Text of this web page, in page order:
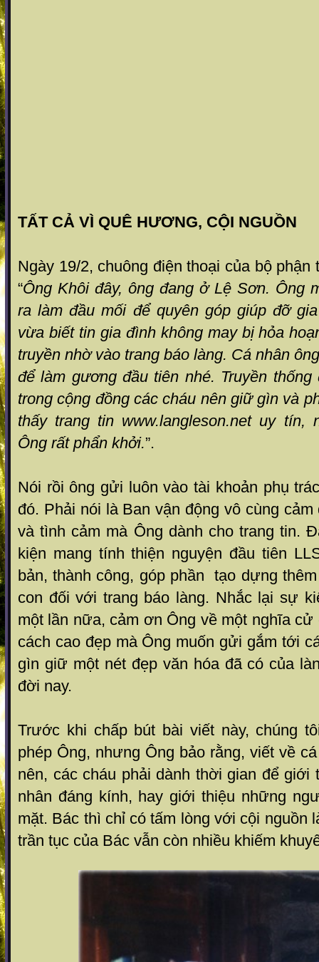
TẤT CẢ VÌ QUÊ HƯƠNG, CỘI NGUỒN
Ngày 19/2, chuông điện thoại của bộ phận
“Ông Khôi đây, ông đang ở Lệ Sơn. Ông
ra làm đầu mối để quyên góp giúp đỡ
vừa biết tin gia đình không may bị hỏa
truyền nhờ vào trang báo làng. Cá nhân
để làm gương đầu tiên nhé. Truyền
trong cộng đồng các cháu nên giữ gìn và
thấy trang tin www.langleson.net uy tín,
Ông rất phẩn khởi.”.
Nói rồi ông gửi luôn vào tài khoản phụ
đó. Phải nói là Ban vận động vô cùng
và tình cảm mà Ông dành cho trang tin.
kiện mang tính thiện nguyện đầu tiên
bản, thành công, góp phần tạo dựng
con đối với trang báo làng. Nhắc lại sự
một lần nữa, cảm ơn Ông về một nghĩa cử
cách cao đẹp mà Ông muốn gửi gắm tới
gìn giữ một nét đẹp văn hóa đã có của
đời nay.
Trước khi chấp bút bài viết này, chúng
phép Ông, nhưng Ông bảo rằng, viết về
nên, các cháu phải dành thời gian để giới
nhân đáng kính, hay giới thiệu những
mặt. Bác thì chỉ có tấm lòng với cội nguồn
trần tục của Bác vẫn còn nhiều khiếm